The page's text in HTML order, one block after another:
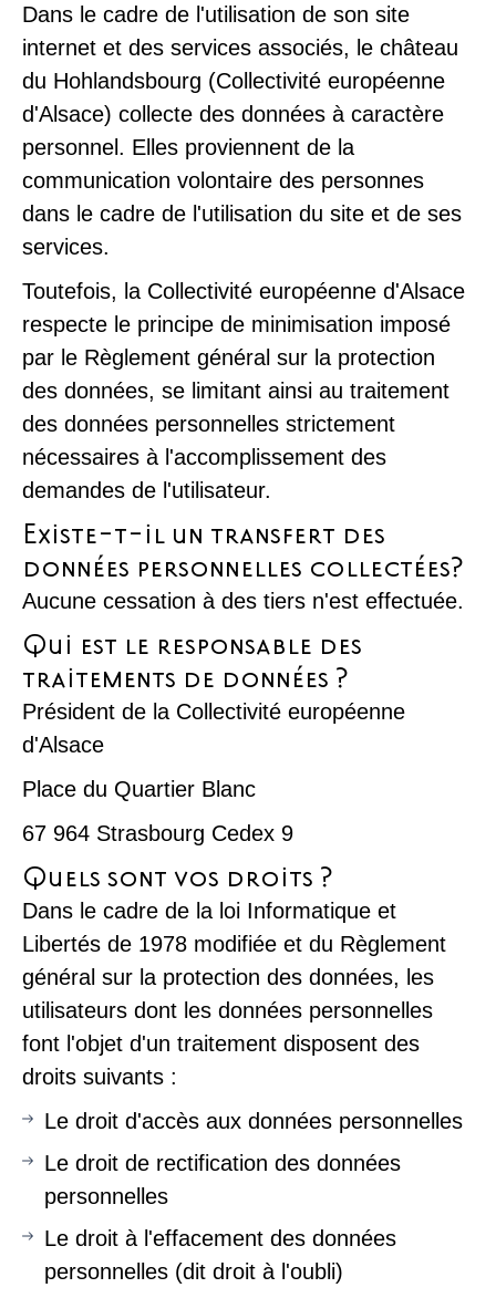
Dans le cadre de l'utilisation de son site
internet et des services associés, le château
du Hohlandsbourg (Collectivité européenne
d'Alsace) collecte des données à caractère
personnel. Elles proviennent de la
communication volontaire des personnes
dans le cadre de l'utilisation du site et de ses
services.
Toutefois, la Collectivité européenne d'Alsace
respecte le principe de minimisation imposé
par le Règlement général sur la protection
des données, se limitant ainsi au traitement
des données personnelles strictement
nécessaires à l'accomplissement des
demandes de l'utilisateur.
Existe-t-il un transfert des
données personnelles collectées?
Aucune cessation à des tiers n'est effectuée.
Qui est le responsable des
traitements de données ?
Président de la Collectivité européenne
d'Alsace
Place du Quartier Blanc
67 964 Strasbourg Cedex 9
Quels sont vos droits ?
Dans le cadre de la loi Informatique et
Libertés de 1978 modifiée et du Règlement
général sur la protection des données, les
utilisateurs dont les données personnelles
font l'objet d'un traitement disposent des
droits suivants :
Le droit d'accès aux données personnelles
Le droit de rectification des données
personnelles
Le droit à l'effacement des données
personnelles (dit droit à l'oubli)